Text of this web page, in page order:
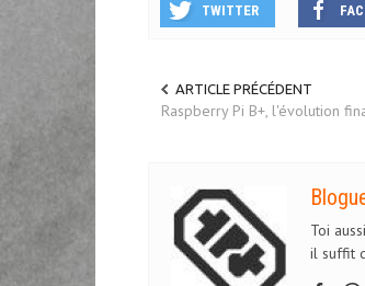
TWITTER
ARTICLE PRÉCÉDENT
Raspberry Pi B+, l'évolution
Toi
il suffit